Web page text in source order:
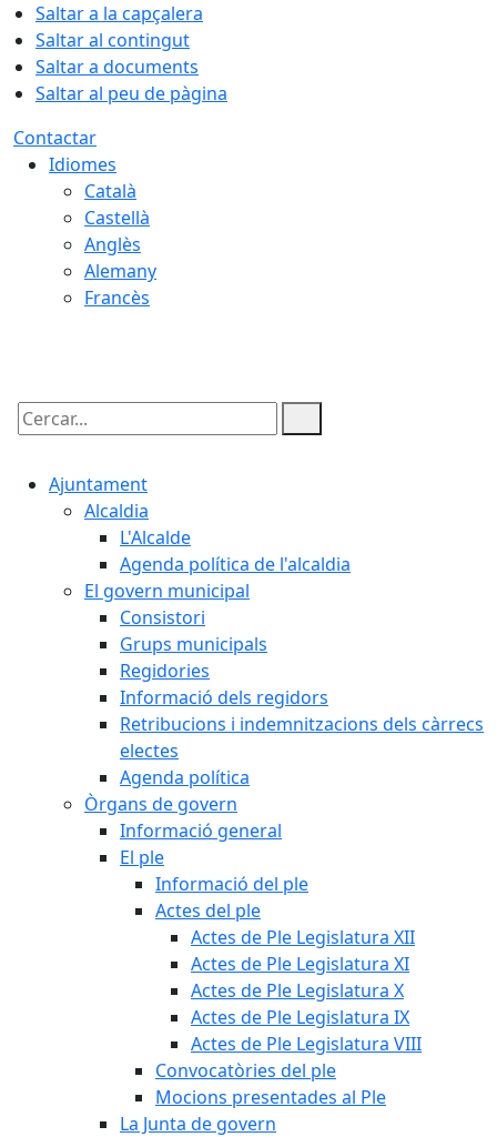
Saltar a la capçalera
Saltar al contingut
Saltar a documents
Saltar al peu de pàgina
Contactar
Idiomes
Català
Castellà
Anglès
Alemany
Francès
Cercar:
Ajuntament
Alcaldia
L'Alcalde
Agenda política de l'alcaldia
El govern municipal
Consistori
Grups municipals
Regidories
Informació dels regidors
Retribucions i indemnitzacions dels càrrecs
electes
Agenda política
Òrgans de govern
Informació general
El ple
Informació del ple
Actes del ple
Actes de Ple Legislatura XII
Actes de Ple Legislatura XI
Actes de Ple Legislatura X
Actes de Ple Legislatura IX
Actes de Ple Legislatura VIII
Convocatòries del ple
Mocions presentades al Ple
La Junta de govern